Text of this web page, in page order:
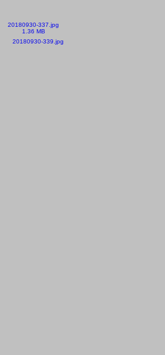
20180930-337.jpg
1.36 MB